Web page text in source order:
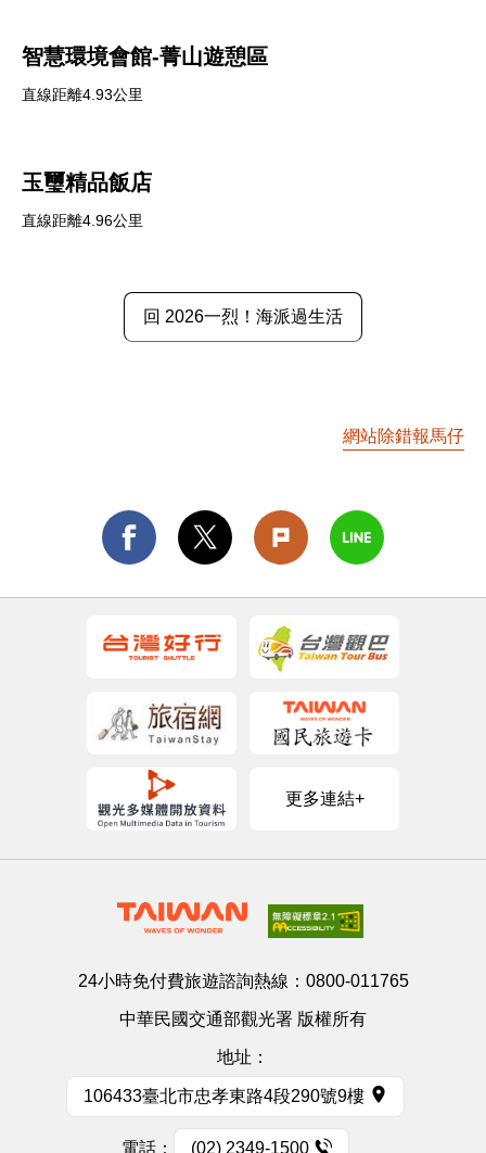
智慧環境會館-菁山遊憩區
直線距離4.93公里
玉璽精品飯店
直線距離4.96公里
回 2026一烈！海派過生活
網站除錯報馬仔
更多連結+
24小時免付費旅遊諮詢熱線： 0800-011765
中華民國交通部觀光署 版權所有
地址：
106433臺北市忠孝東路4段290號9樓
電話： (02) 2349-1500